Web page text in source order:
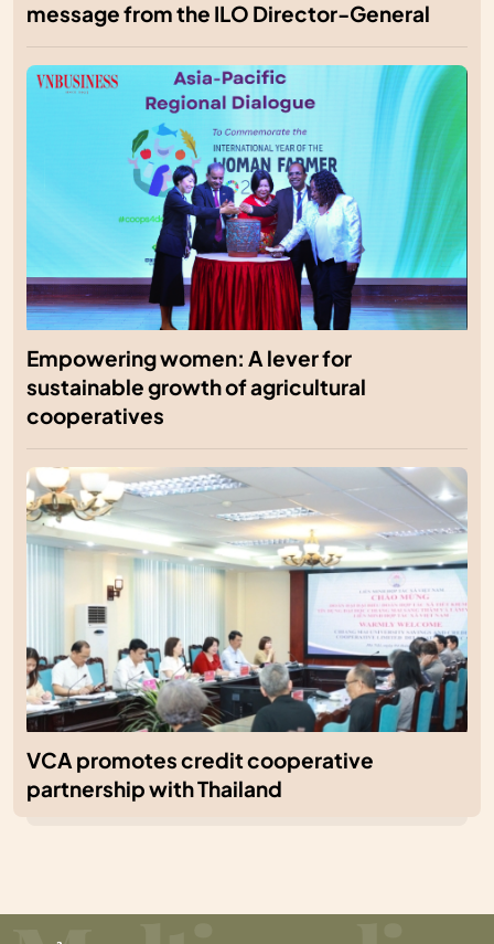
message from the ILO Director-General
Empowering women: A lever for
sustainable growth of agricultural
cooperatives
VCA promotes credit cooperative
partnership with Thailand